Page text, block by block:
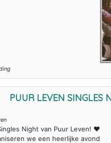
PUUR LEVEN SINGLES
Night van Puur Leven! ❤️
we een heerlijke avond